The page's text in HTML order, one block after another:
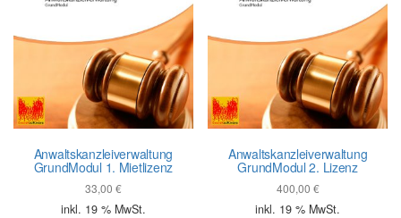
Anwalts­kanzlei­verwaltung
GrundModul 1. Mietlizenz
33,00 €
inkl. 19 % MwSt.
Anwalts­kanzlei­verwaltung
GrundModul 2. Lizenz
400,00 €
inkl. 19 % MwSt.